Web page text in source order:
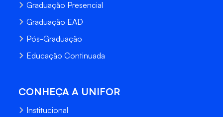
Graduação Presencial
Graduação EAD
Pós-Graduação
Educação Continuada
CONHEÇA A UNIFOR
Institucional